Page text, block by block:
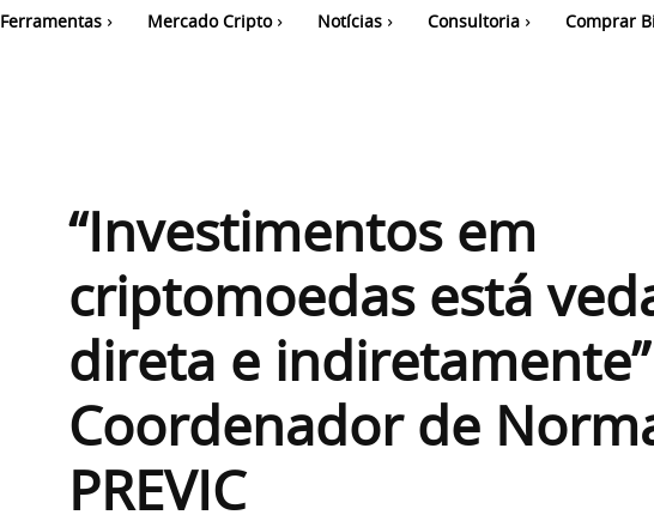
Ferramentas Mercado Cripto Notícias Consultoria Comprar
“Investimentos em
criptomoedas está
direta e
Coordenador de
PREVIC